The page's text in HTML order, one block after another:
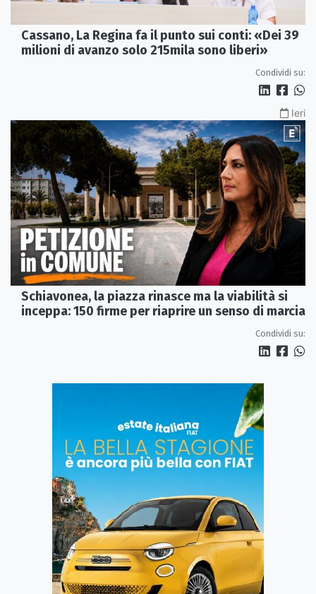
Cassano, La Regina fa il punto sui conti: «Dei 39
milioni di avanzo solo 215mila sono liberi»
Condividi su:
Ieri
Schiavonea, la piazza rinasce ma la viabilità si
inceppa: 150 firme per riaprire un senso di marcia
Condividi su: